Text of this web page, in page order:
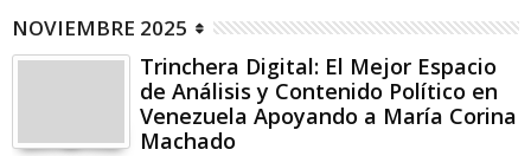
NOVIEMBRE 2025
Trinchera Digital: El Mejor Espacio
de Análisis y Contenido Político en
Venezuela Apoyando a María Corina
Machado